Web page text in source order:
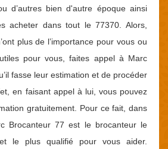
d’autres bien d'autre époque ainsi
acheter dans tout le 77370. Alors,
plus de l’importance pour vous ou
pour vous, faites appel à Marc
fasse leur estimation et de procéder
en faisant appel à lui, vous pouvez
gratuitement. Pour ce fait, dans
Brocanteur 77 est le brocanteur le
le plus qualifié pour vous aider.